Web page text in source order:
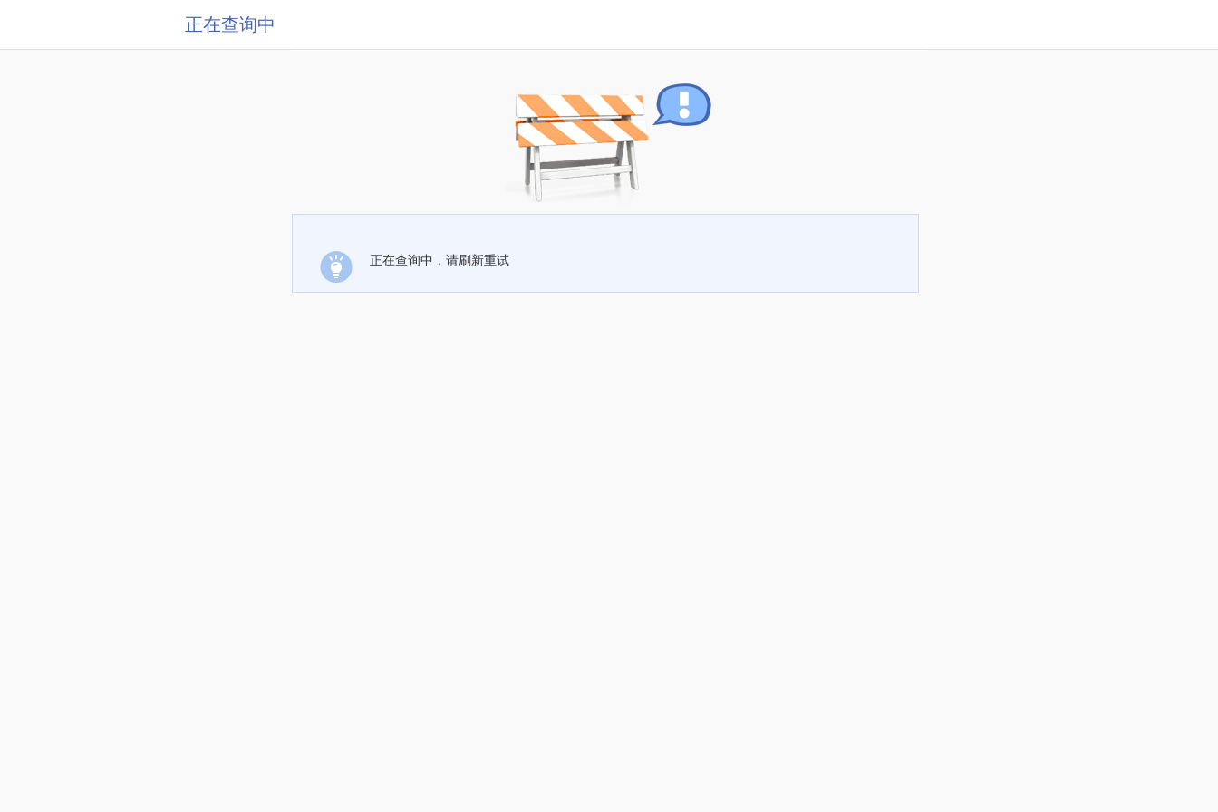
正在查询中
正在查询中，请刷新重试